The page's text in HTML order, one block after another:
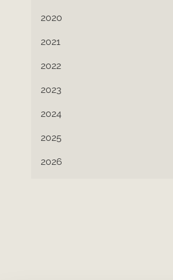
2020
2021
2022
2023
2024
2025
2026